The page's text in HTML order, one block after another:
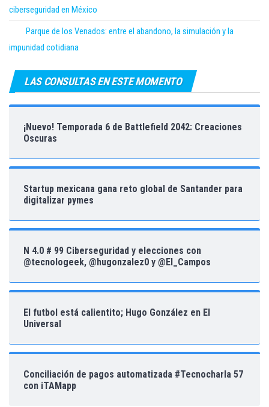
ciberseguridad en México
Parque de los Venados: entre el abandono, la simulación y la
impunidad cotidiana
LAS CONSULTAS EN ESTE MOMENTO
¡Nuevo! Temporada 6 de Battlefield 2042: Creaciones
Oscuras
Startup mexicana gana reto global de Santander para
digitalizar pymes
N 4.0 # 99 Ciberseguridad y elecciones con
@tecnologeek, @hugonzalez0 y @El_Campos
El futbol está calientito; Hugo González en El
Universal
Conciliación de pagos automatizada #Tecnocharla 57
con iTAMapp